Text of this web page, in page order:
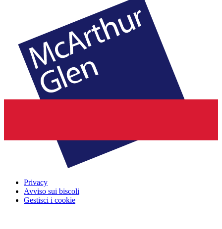
Privacy
Avviso sui biscoli
Gestisci i cookie